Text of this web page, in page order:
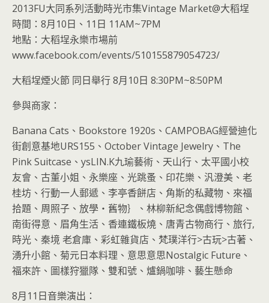
2013FU大同系列活動時光市集Vintage Market@大稻埕
時間：8月10日、11日 11AM~7PM
地點：大稻埕永樂市場前
www.facebook.com/events/510155879054723/
大稻埕煙火節 同日舉行 8月10日 8:30PM~8:50PM
參與商家：
Banana Cats、Bookstore 1920s、CAMPOBAG經營迪化
街創意基地URS155、October Vintage Jewelry、The
Pink Suitcase、ysLIN.K九瑜藝術、天山行、太平國小校
友會、古董小姐、永樂座、光跳蚤、印花樂、汎澄美、老
桂坊、行動一人郵遞、李亭香餅店、角斯的私藏物、來福
拾題、周照子、放學‧舊物｝、林柳新紀念偶戲博物館、
南街得意、眉角生活、香連鐵板燒、唐青古物商行、旅行,
時光、秦境 老倉庫、彩虹雜貨店、梵璞洋行>古玩>古著、
湧升小館、菊元日本料理、意思意思Nostalgic Future、
福來許、圖樣狩獵隊、雙和號、爐鍋咖啡、藝生懸命
8月11日音樂演出：